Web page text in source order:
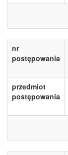
nr
postępowania
przedmiot
postępowania